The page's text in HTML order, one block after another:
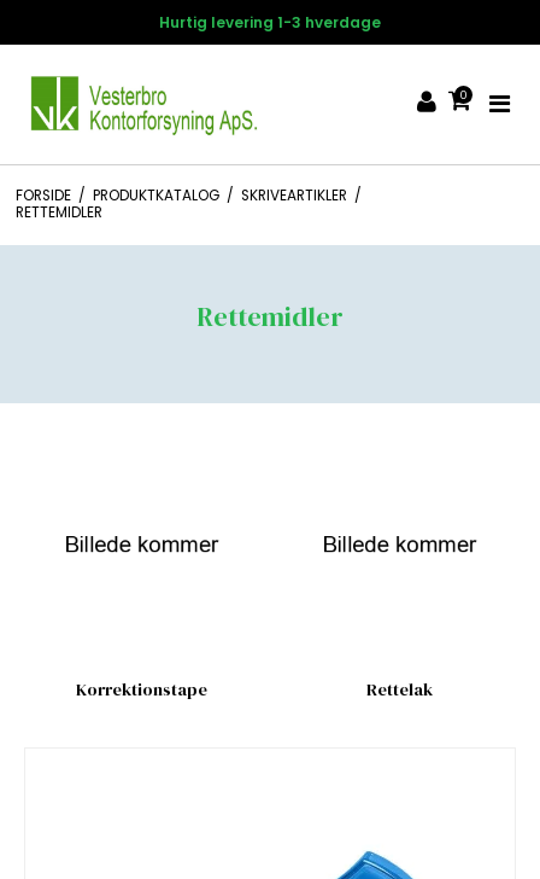
Hurtig levering 1-3 hverdage
0
FORSIDE / PRODUKTKATALOG / SKRIVEARTIKLER /
RETTEMIDLER
Rettemidler
Korrektionstape Rettelak